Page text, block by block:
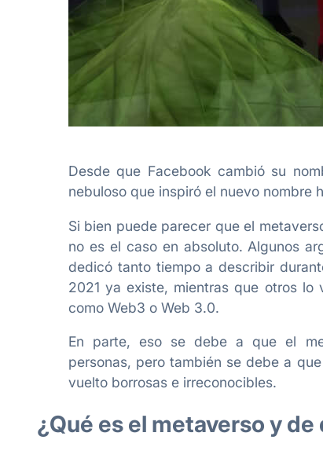
Desde que Facebook cambió su
nebuloso que inspiró el nuevo nombre
Si bien puede parecer que el
no es el caso en absoluto. Algunos
dedicó tanto tiempo a describir
2021 ya existe, mientras que otros
como Web3 o Web 3.0.
En parte, eso se debe a que el
personas, pero también se debe a
vuelto borrosas e irreconocibles.
¿Qué es el metaverso y